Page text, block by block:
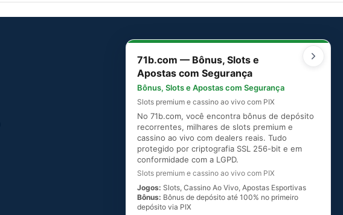
SITEMAP
Mapa do Site
71b.com — Bônus, Slots e
Apostas com Segurança
Bônus, Slots e Apostas com Segurança
Slots premium e cassino ao vivo com PIX
No 71b.com, você encontra bônus de depósito
recorrentes, milhares de slots premium e
cassino ao vivo com dealers reais. Tudo
protegido por criptografia SSL 256-bit e em
conformidade com a LGPD.
Slots premium e cassino ao vivo com PIX
Jogos: Slots, Cassino Ao Vivo, Apostas Esportivas
Bônus: Bônus de depósito até 100% no primeiro
depósito via PIX